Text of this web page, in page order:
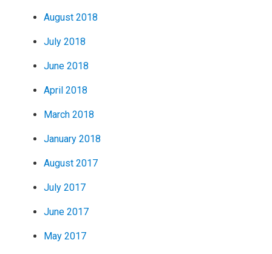
August 2018
July 2018
June 2018
April 2018
March 2018
January 2018
August 2017
July 2017
June 2017
May 2017